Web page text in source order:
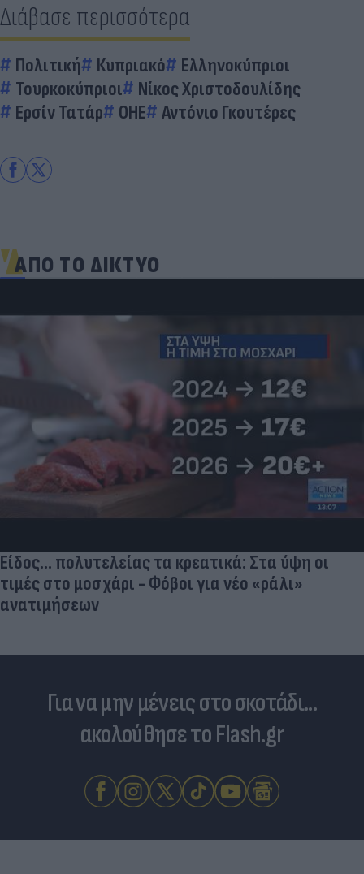
Διάβασε περισσότερα
Πολιτική Κυπριακό
Ελληνοκύπριοι
Τουρκοκύπριοι
Νίκος Χριστοδουλίδης
Ερσίν Τατάρ
ΟΗΕ Αντόνιο Γκουτέρες
ΑΠΟ ΤΟ ΔΙΚΤΥΟ
Ποδοσφαιριστές που σίγουρα πίστευες ότι έχουν
σταματήσει κι όμως παίζουν ακόμα μπάλα
Για να μην μένεις στο σκοτάδι...
ακολούθησε το Flash.gr